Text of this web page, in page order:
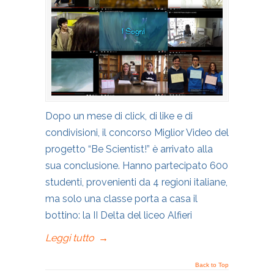
Dopo un mese di click, di like e di
condivisioni, il concorso Miglior Video del
progetto “Be Scientist!” è arrivato alla
sua conclusione. Hanno partecipato 600
studenti, provenienti da 4 regioni italiane,
ma solo una classe porta a casa il
bottino: la II Delta del liceo Alfieri
Leggi tutto →
Back to Top